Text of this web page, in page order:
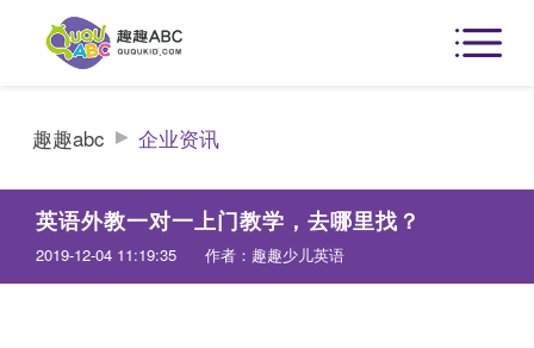
趣趣abc 企业资讯
英语外教一对一上门教学，去哪里找？
2019-12-04 11:19:35 作者：趣趣少儿英语